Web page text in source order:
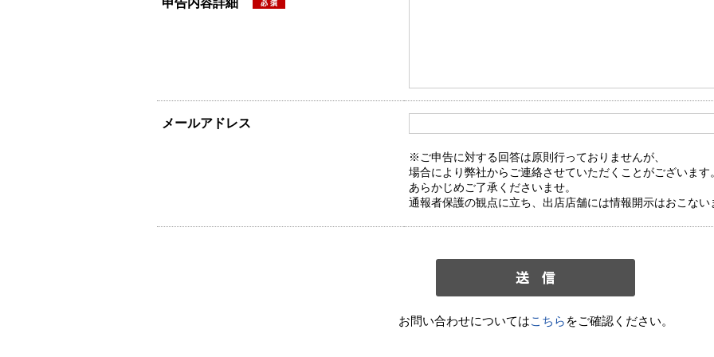
申告内容詳細
メールアドレス
※ご申告に対する回答は原則行っておりませんが、
場合により弊社からご連絡させていただくことがございます。
あらかじめご了承くださいませ。
通報者保護の観点に立ち、出店店舗には情報開示はおこない
お問い合わせについてはこちら をご確認ください。